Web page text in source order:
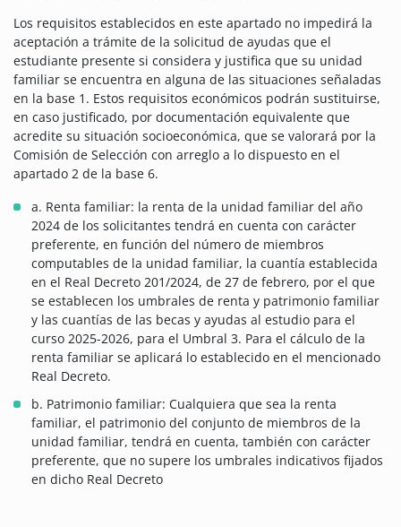
Los requisitos establecidos en este apartado no impedirá la
aceptación a trámite de la solicitud de ayudas que el
estudiante presente si considera y justifica que su unidad
familiar se encuentra en alguna de las situaciones señaladas
en la base 1. Estos requisitos económicos podrán sustituirse,
en caso justificado, por documentación equivalente que
acredite su situación socioeconómica, que se valorará por la
Comisión de Selección con arreglo a lo dispuesto en el
apartado 2 de la base 6.
a. Renta familiar: la renta de la unidad familiar del año
2024 de los solicitantes tendrá en cuenta con carácter
preferente, en función del número de miembros
computables de la unidad familiar, la cuantía establecida
en el Real Decreto 201/2024, de 27 de febrero, por el que
se establecen los umbrales de renta y patrimonio familiar
y las cuantías de las becas y ayudas al estudio para el
curso 2025-2026, para el Umbral 3. Para el cálculo de la
renta familiar se aplicará lo establecido en el mencionado
Real Decreto.
b. Patrimonio familiar: Cualquiera que sea la renta
familiar, el patrimonio del conjunto de miembros de la
unidad familiar, tendrá en cuenta, también con carácter
preferente, que no supere los umbrales indicativos fijados
en dicho Real Decreto